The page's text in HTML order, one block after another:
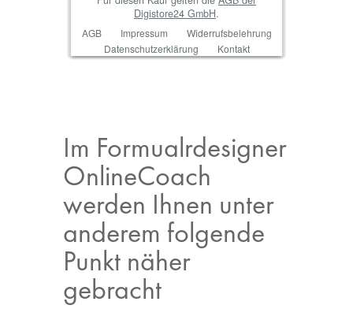
Im Formualrdesigner
OnlineCoach
werden Ihnen unter
anderem folgende
Punkt näher
gebracht